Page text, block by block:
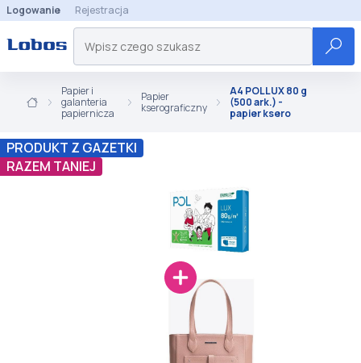
Logowanie Rejestracja
Papier i
galanteria
papiernicza
Papier
kserograficzny
A4 POLLUX 80 g
(500 ark.) -
papier ksero
PRODUKT Z GAZETKI
RAZEM TANIEJ